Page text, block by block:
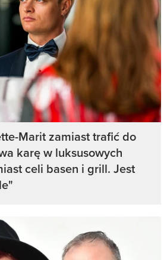
Marit zamiast trafić do
karę w luksusowych
celi basen i grill. Jest